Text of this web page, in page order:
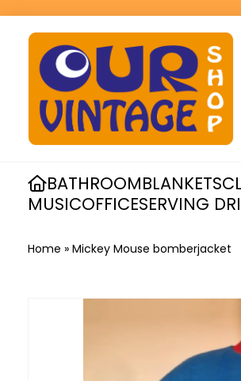
BATHROOMBLANKETS
MUSICOFFICESERVING
Home » Mickey Mouse bomberjacket